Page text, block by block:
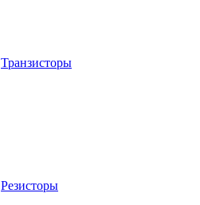
Транзисторы
Резисторы